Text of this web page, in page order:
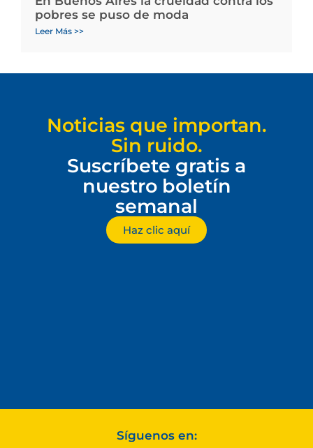
pobres se puso de moda
Leer Más >>
Noticias que importan.
Sin ruido.
Suscríbete gratis a
nuestro boletín
semanal
Haz clic aquí
Síguenos en: